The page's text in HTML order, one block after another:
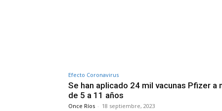
Efecto Coronavirus
Se han aplicado 24 mil vacunas Pfizer a
de 5 a 11 años
Once Ríos - 18 septiembre, 2023